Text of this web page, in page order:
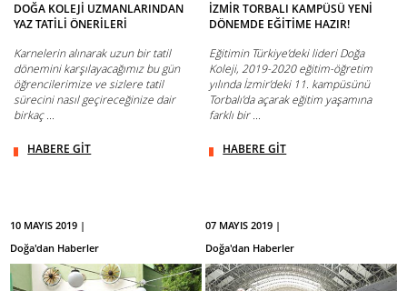
DOĞA KOLEJİ UZMANLARINDAN
YAZ TATİLİ ÖNERİLERİ
Karnelerin alınarak uzun bir tatil
dönemini karşılayacağımız bu gün
öğrencilerimize ve sizlere tatil
sürecini nasıl geçireceğinize dair
birkaç ...
HABERE GİT
İZMİR TORBALI KAMPÜSÜ YENİ
DÖNEMDE EĞİTİME HAZIR!
Eğitimin Türkiye’deki lideri Doğa
Koleji, 2019-2020 eğitim-öğretim
yılında İzmir’deki 11. kampüsünü
Torbalı’da açarak eğitim yaşamına
farklı bir ...
HABERE GİT
10 MAYIS 2019 |
Doğa'dan Haberler
07 MAYIS 2019 |
Doğa'dan Haberler